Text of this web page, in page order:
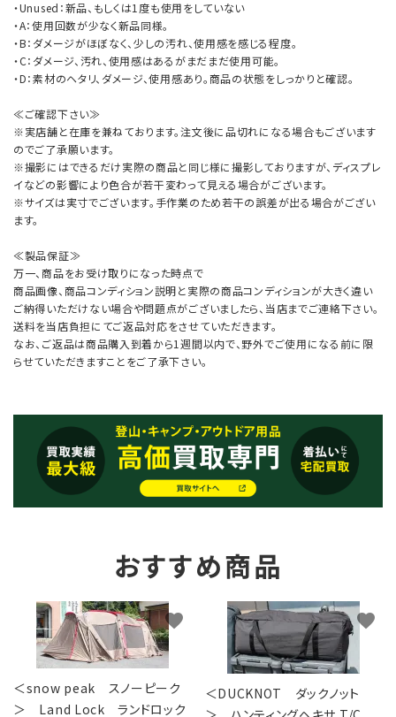
・Unused：新品、もしくは1度も使用をしていない
・A：使用回数が少なく新品同様。
・B：ダメージがほぼなく、少しの汚れ、使用感を感じる程度。
・C：ダメージ、汚れ、使用感はあるがまだまだ使用可能。
・D：素材のヘタリ、ダメージ、使用感あり。商品の状態をしっかりと確認。
≪ご確認下さい≫
※実店舗と在庫を兼ねております。注文後に品切れになる場合もございます
のでご了承願います。
※撮影にはできるだけ実際の商品と同じ様に撮影しておりますが、ディスプレ
イなどの影響により色合が若干変わって見える場合がございます。
※サイズは実寸でございます。手作業のため若干の誤差が出る場合がござい
ます。
≪製品保証≫
万一、商品をお受け取りになった時点で
商品画像、商品コンディション説明と実際の商品コンディションが大きく違い
ご納得いただけない場合や問題点がございましたら、当店までご連絡下さい。
送料を当店負担にてご返品対応をさせていただきます。
なお、ご返品は商品購入到着から1週間以内で、野外でご使用になる前に限
らせていただきますことをご了承下さい。
おすすめ商品
＜snow peak スノーピーク
＞ Land Lock ランドロック
favorite
＜DUCKNOT ダックノット
favorite